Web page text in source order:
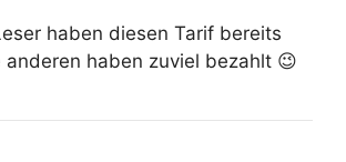
haben diesen Tarif bereits
anderen haben zuviel bezahlt 😉